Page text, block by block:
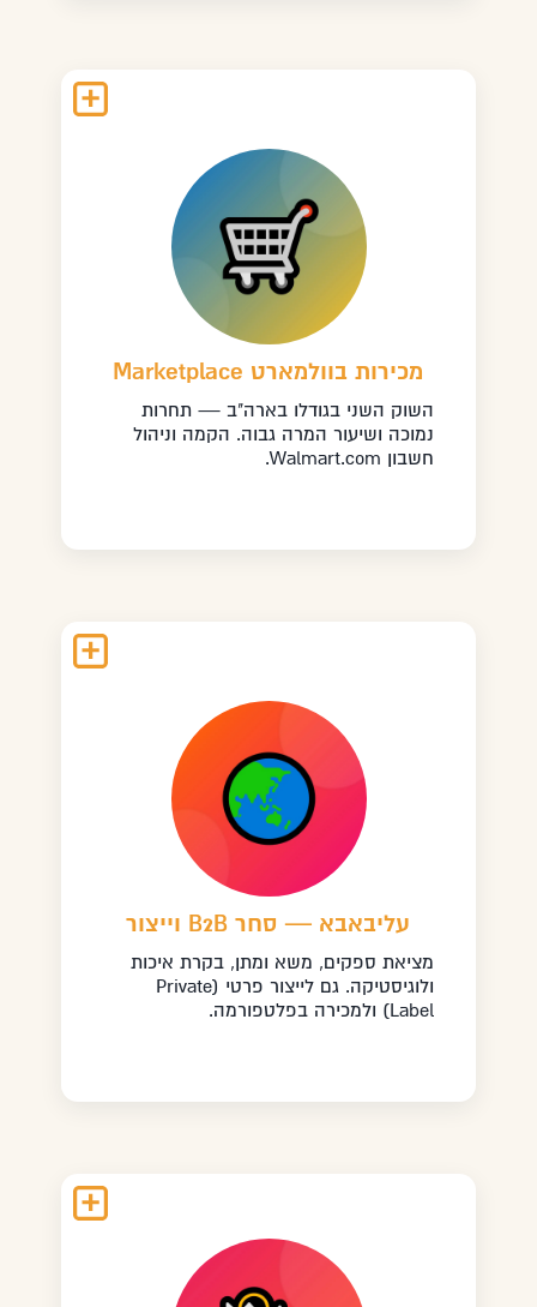
מכירות בוולמארט Marketplace
השוק השני בגודלו בארה"ב — תחרות
נמוכה ושיעור המרה גבוה. הקמה וניהול
חשבון Walmart.com.
עליבאבא — סחר B2B וייצור
מציאת ספקים, משא ומתן, בקרת איכות
ולוגיסטיקה. גם לייצור פרטי (Private
Label) ולמכירה בפלטפורמה.